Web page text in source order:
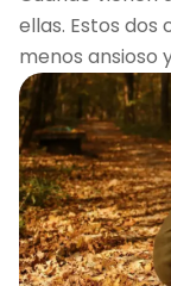
ellas. Estos
menos ansioso